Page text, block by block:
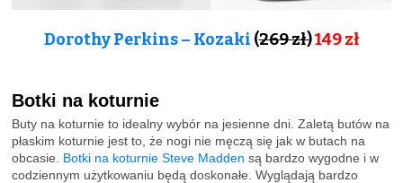
Dorothy Perkins – Kozaki (269 zł)149 zł
Botki na koturnie
Buty na koturnie to idealny wybór na jesienne dni. Zaletą butów na
płaskim koturnie jest to, że nogi nie męczą się jak w butach na
obcasie. Botki na koturnie Steve Madden są bardzo wygodne i w
codziennym użytkowaniu będą doskonałe. Wyglądają bardzo